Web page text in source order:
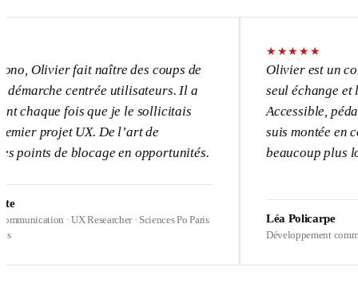
fait naître des coups de
centrée utilisateurs. Il a
fois que je le sollicitais
UX. De l’art de
blocage en opportunités.
· UX Researcher · Sciences Po Paris
★
Olivier est un
seul échange et l’UX
Accessible, pédagogue,
suis montée en
beaucoup plus loin sur
Léa Policarpe
Développement commercial ·